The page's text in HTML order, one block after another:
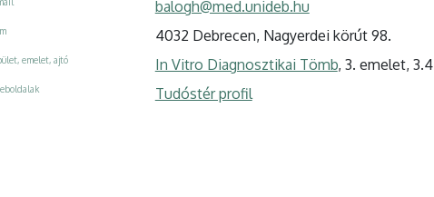
balogh@med.unideb.hu
4032 Debrecen, Nagyerdei körút 98.
emelet, ajtó In Vitro Diagnosztikai Tömb, 3. emelet, 3.4
Tudóstér profil